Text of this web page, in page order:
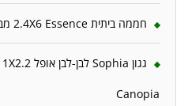
חממה ביתית 2.4X6 Essence מבית פלרם – Canopia
Canopia